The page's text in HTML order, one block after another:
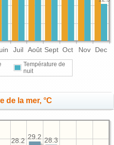
Juil Août Sept Oct Nov Dec
Température de
nuit
de la mer, °C
28.3
29.2
28.2